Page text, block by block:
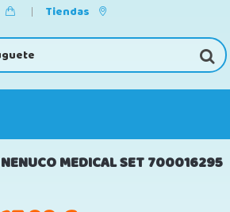
Tiendas
NENUCO MEDICAL SET 700016295